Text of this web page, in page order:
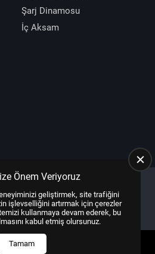
Şarj Dinamosu
İç Aksam
Right ReservedUS YAZILIM
HEMEN ARA
Önem Veriyoruz
geliştirmek, site trafiğini
işlevselliğini artırmak için çerezler
kullanmaya devam ederek, bu
kabul etmiş olursunuz.
Tamam